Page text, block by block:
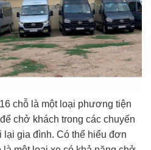
chỗ là một loại phương tiện
chở khách trong các chuyến
lại gia đình. Có thể hiểu đơn